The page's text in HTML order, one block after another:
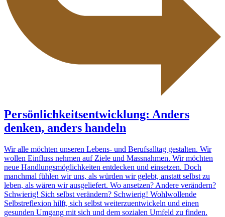
Persönlichkeitsentwicklung: Anders
denken, anders handeln
Wir alle möchten unseren Lebens- und Berufsalltag gestalten. Wir
wollen Einfluss nehmen auf Ziele und Massnahmen. Wir möchten
neue Handlungsmöglichkeiten entdecken und einsetzen. Doch
manchmal fühlen wir uns, als würden wir gelebt, anstatt selbst zu
leben, als wären wir ausgeliefert. Wo ansetzen? Andere verändern?
Schwierig! Sich selbst verändern? Schwierig! Wohlwollende
Selbstreflexion hilft, sich selbst weiterzuentwickeln und einen
gesunden Umgang mit sich und dem sozialen Umfeld zu finden.